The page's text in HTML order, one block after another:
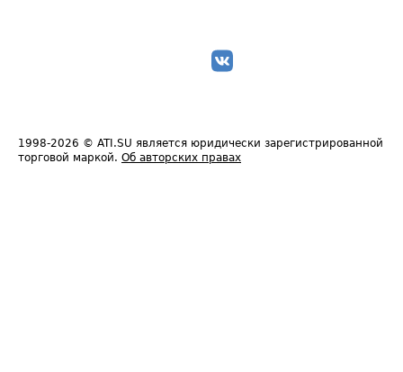
1998-2026 © ATI.SU является юридически зарегистрированной
торговой маркой. Об авторских правах